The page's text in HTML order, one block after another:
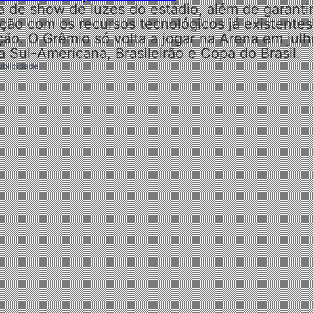
show de luzes do estádio, além de garantir
com os recursos tecnológicos já
O Grêmio só volta a jogar na Arena em
Americana, Brasileirão e Copa do Brasil.